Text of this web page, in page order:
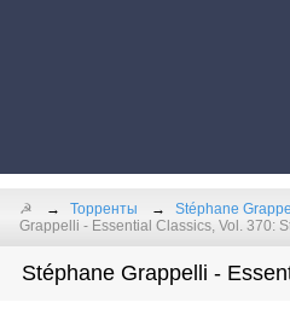
☭ Торренты
Stéphane
Grappelli - Essential Classics, Vol. 370:
Stéphane Grappelli -